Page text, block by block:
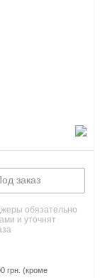
заказ
обязательно
и уточнят
грн. (кроме